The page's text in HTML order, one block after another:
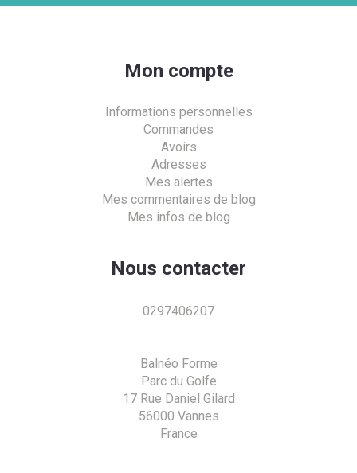
Mon compte
Informations personnelles
Commandes
Avoirs
Adresses
Mes alertes
Mes commentaires de blog
Mes infos de blog
Nous contacter
0297406207
Balnéo Forme
Parc du Golfe
17 Rue Daniel Gilard
56000 Vannes
France